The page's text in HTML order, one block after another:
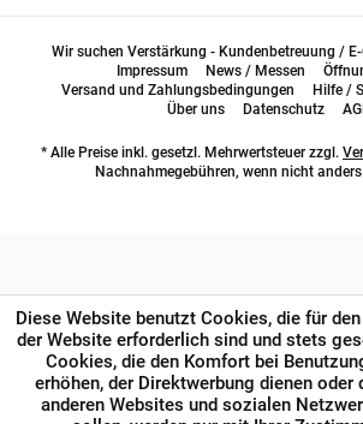
Wir suchen Verstärkung - Kundenbetreuung /
Impressum
News / Messen
Versand und Zahlungsbedingungen
Hilfe /
Über uns
Datenschutz
* Alle Preise inkl. gesetzl. Mehrwertsteuer zzgl.
Nachnahmegebühren, wenn nicht
Diese Website benutzt Cookies, die für
der Website erforderlich sind und stets
Cookies, die den Komfort bei
erhöhen, der Direktwerbung dienen
anderen Websites und sozialen